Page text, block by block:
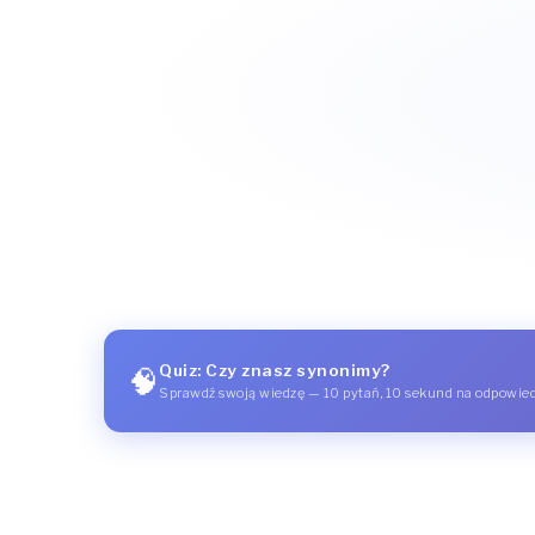
🧠 Quiz: Czy znasz synonimy?
Sprawdź swoją wiedzę — 10 pytań, 10 sekund na